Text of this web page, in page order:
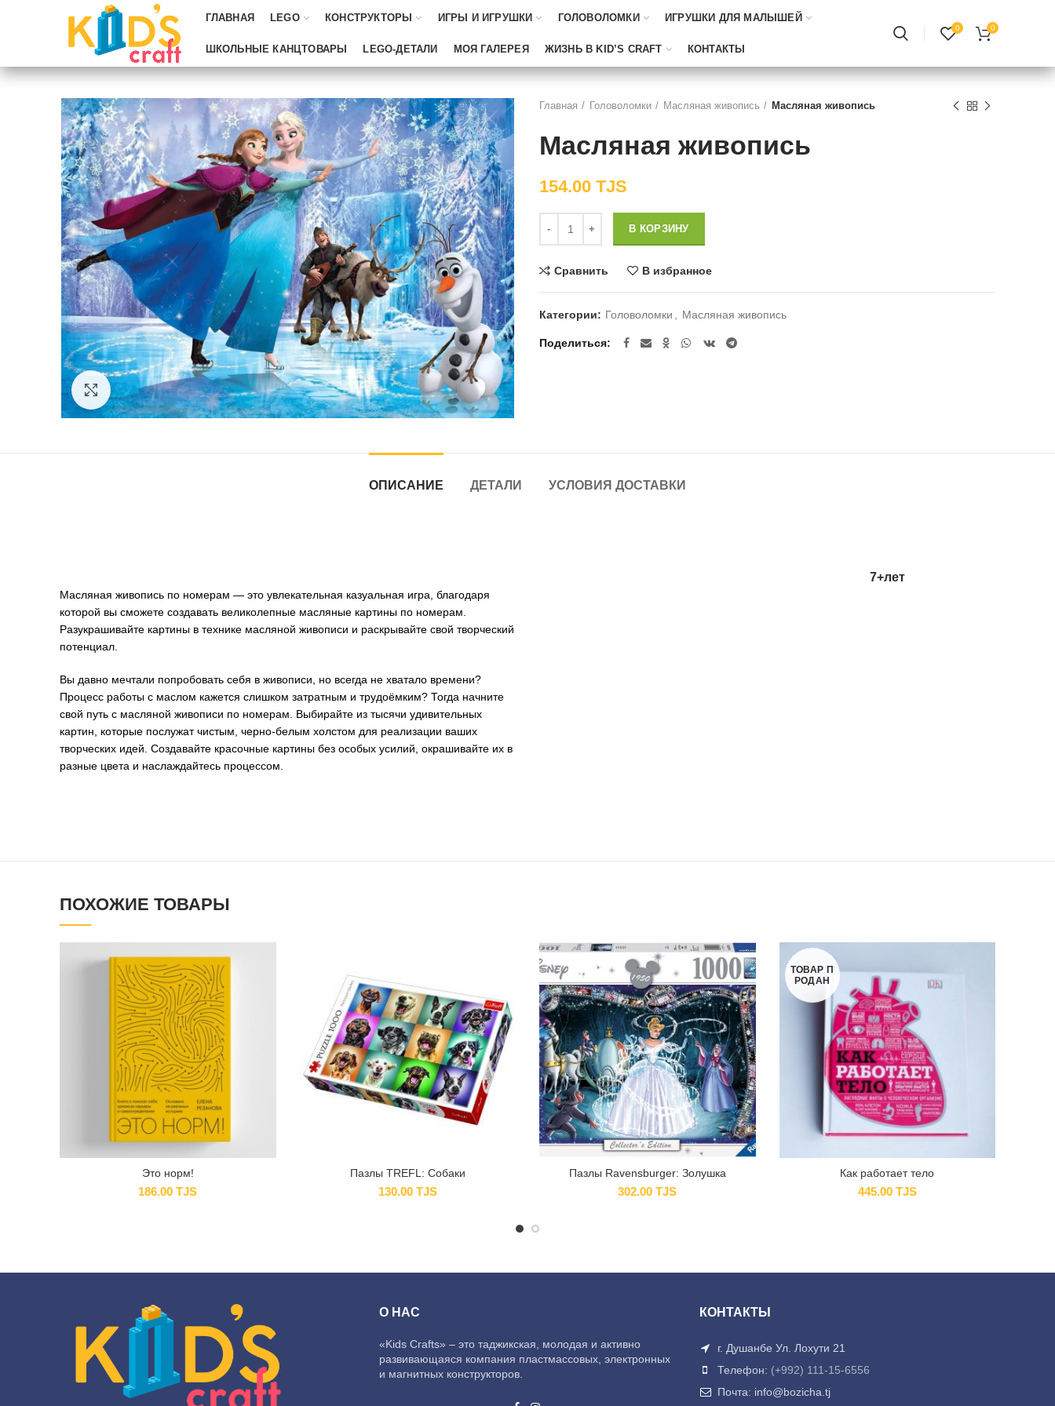
ГЛАВНАЯ LEGO КОНСТРУКТОРЫ ИГРЫ И ИГРУШКИ ГОЛОВОЛОМКИ ИГРУШКИ ДЛЯ МАЛЫШЕЙ
ШКОЛЬНЫЕ КАНЦТОВАРЫ LEGO-ДЕТАЛИ МОЯ ГАЛЕРЕЯ ЖИЗНЬ В KID’S CRAFT КОНТАКТЫ
0 0
Нажмите, чтобы увеличить
Главная Головоломки Масляная живопись Масляная живопись
Масляная живопись
154.00 TJS
В КОРЗИНУ
Сравнить В избранное
Категории: Головоломки Масляная живопись
Поделиться
ОПИСАНИЕ ДЕТАЛИ УСЛОВИЯ ДОСТАВКИ
Масляная живопись по номерам — это увлекательная казуальная игра, благодаря
которой вы сможете создавать великолепные масляные картины по номерам.
Разукрашивайте картины в технике масляной живописи и раскрывайте свой творческий
потенциал.
Вы давно мечтали попробовать себя в живописи, но всегда не хватало времени?
Процесс работы с маслом кажется слишком затратным и трудоёмким? Тогда начните
свой путь с масляной живописи по номерам. Выбирайте из тысячи удивительных
картин, которые послужат чистым, черно-белым холстом для реализации ваших
творческих идей. Создавайте красочные картины без особых усилий, окрашивайте их в
разные цвета и наслаждайтесь процессом.
7+лет
ПОХОЖИЕ ТОВАРЫ
Это норм!
186.00TJS
Пазлы TREFL: Собаки
130.00 TJS
Пазлы Ravensburger: Золушка
302.00TJS
ТОВАР П
РОДАН
Как работает тело
445.00 TJS
О НАС
«Kids Crafts» – это таджикская, молодая и активно
развивающаяся компания пластмассовых, электронных
и магнитных конструкторов.
КОНТАКТЫ
г. Душанбе Ул. Лохути 21
Телефон: (+992) 111-15-6556
Почта: info@bozicha.tj